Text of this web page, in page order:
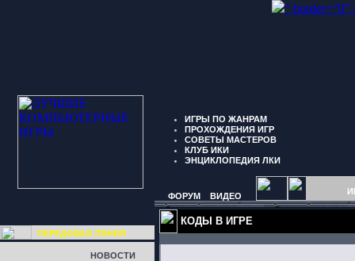
" border="0"
ИГРЫ ПО ЖАНРАМ
ПРОХОЖДЕНИЯ ИГР
СОВЕТЫ МАСТЕРОВ
КЛУБ ИКИ
ЭНЦИКЛОПЕДИЯ ЛКИ
ФОРУМ ВИДЕО
ПЕРЕДОВАЯ ЛИНИЯ
НОВОСТИ
КОДЫ В ИГРЕ